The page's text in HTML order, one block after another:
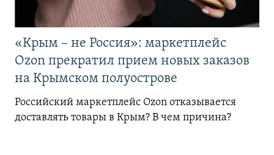
«Крым – не Россия»: маркетплейс
Ozon прекратил прием новых заказов
на Крымском полуострове
Российский маркетплейс Ozon отказывается
доставлять товары в Крым? В чем причина?